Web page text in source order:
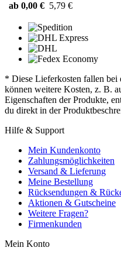
ab 0,00 € 5,79 €
* Diese Lieferkosten fallen bei
können weitere Kosten, z. B.
Eigenschaften der Produkte,
du direkt in der
Hilfe & Support
Mein Kundenkonto
Zahlungsmöglichkeiten
Versand & Lieferung
Meine Bestellung
Rücksendungen &
Aktionen & Gutscheine
Weitere Fragen?
Firmenkunden
Mein Konto